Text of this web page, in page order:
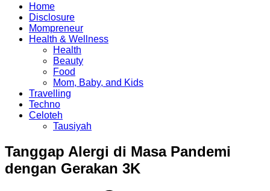
Home
Disclosure
Mompreneur
Health & Wellness
Health
Beauty
Food
Mom, Baby, and Kids
Travelling
Techno
Celoteh
Tausiyah
Tanggap Alergi di Masa Pandemi
dengan Gerakan 3K